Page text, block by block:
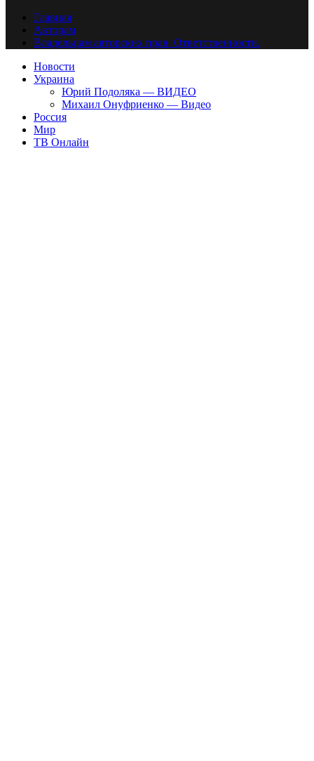
Главная
Авторам
Владельцам авторских прав. Ответственности.
Новости
Украина
Юрий Подоляка — ВИДЕО
Михаил Онуфриенко — Видео
Россия
Мир
ТВ Онлайн